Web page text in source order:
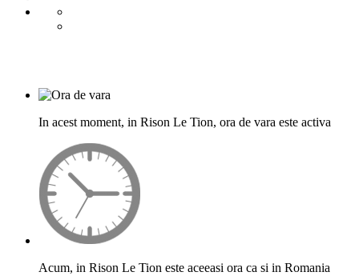
In acest moment, in Rison Le Tion, ora de vara este activa
Acum, in Rison Le Tion este aceeasi ora ca si in Romania